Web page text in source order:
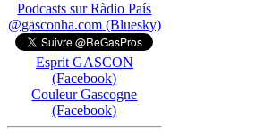
Podcasts sur Ràdio País
@gasconha.com (Bluesky)
Esprit GASCON
(Facebook)
Couleur Gascogne
(Facebook)